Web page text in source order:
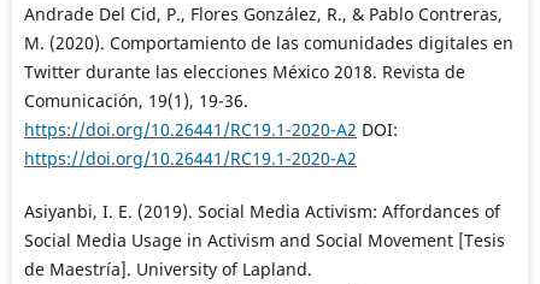
Andrade Del Cid, P., Flores González, R., & Pablo Contreras,
M. (2020). Comportamiento de las comunidades digitales en
Twitter durante las elecciones México 2018. Revista de
Comunicación, 19(1), 19-36.
https://doi.org/10.26441/RC19.1-2020-A2 DOI:
https://doi.org/10.26441/RC19.1-2020-A2
Asiyanbi, I. E. (2019). Social Media Activism: Affordances of
Social Media Usage in Activism and Social Movement [Tesis
de Maestría]. University of Lapland.